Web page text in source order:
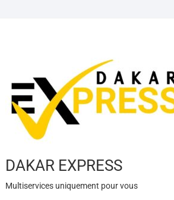
DAKAR EXPRESS
Multiservices uniquement pour vous